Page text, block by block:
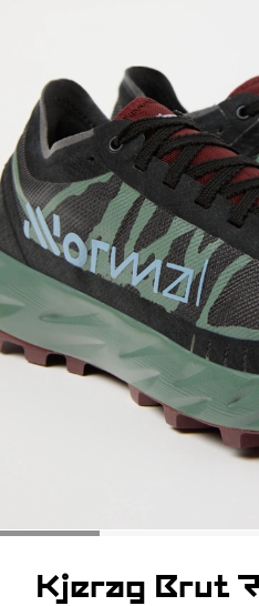
Kjerag Brut